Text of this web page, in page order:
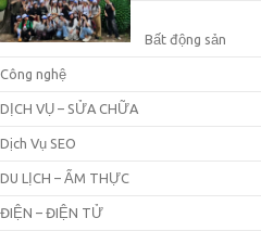
Bất động sản
Công nghệ
DỊCH VỤ – SỬA CHỮA
Dịch Vụ SEO
DU LỊCH – ẨM THỰC
ĐIỆN – ĐIỆN TỬ